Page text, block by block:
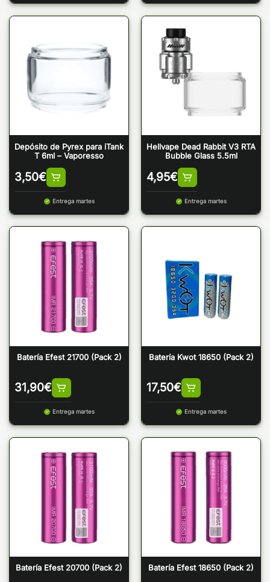
Depósito de Pyrex para iTank
T 6ml – Vaporesso
3,50€
Entrega martes
Hellvape Dead Rabbit V3 RTA
Bubble Glass 5.5ml
4,95€
Entrega martes
Batería Efest 21700 (Pack 2)
31,90€
Entrega martes
Batería Kwot 18650 (Pack 2)
17,50€
Entrega martes
Batería Efest 20700 (Pack 2) Batería Efest 18650 (Pack 2)